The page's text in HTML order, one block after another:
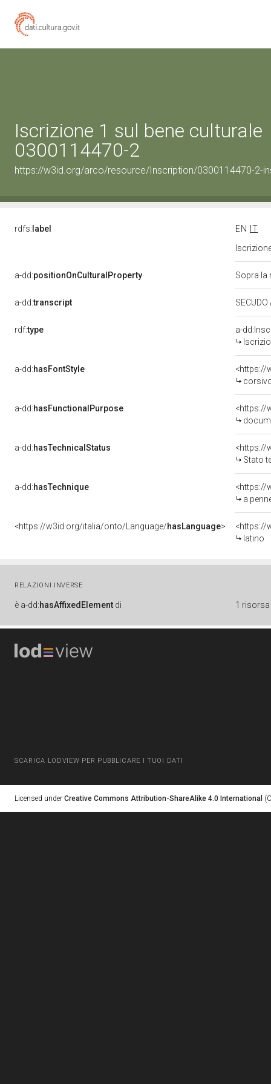
Iscrizione 1 sul bene culturale
0300114470-2
https://w3id.org/arco/resource/Inscription/0300114470-2-
rdfs: label EN
IT
a-dd:positionOnCulturalProperty Sopra la
a-dd:transcript
rdf:type
a-
a-dd:hasFontStyle
<https://
a-dd:hasFunctionalPurpose
<https://
a-dd:hasTechnicalStatus
Stato
a-dd:hasTechnique
<https://
a
<https://w3id.org/italia/onto/Language/hasLanguage>
<https://
latino
RELAZIONI INVERSE
è a-dd:hasAffixedElement di 1 risorsa
SCARICA LODVIEW PER PUBBLICARE I TUOI DATI
Licensed under Creative Commons Attribution-ShareAlike 4.0 International